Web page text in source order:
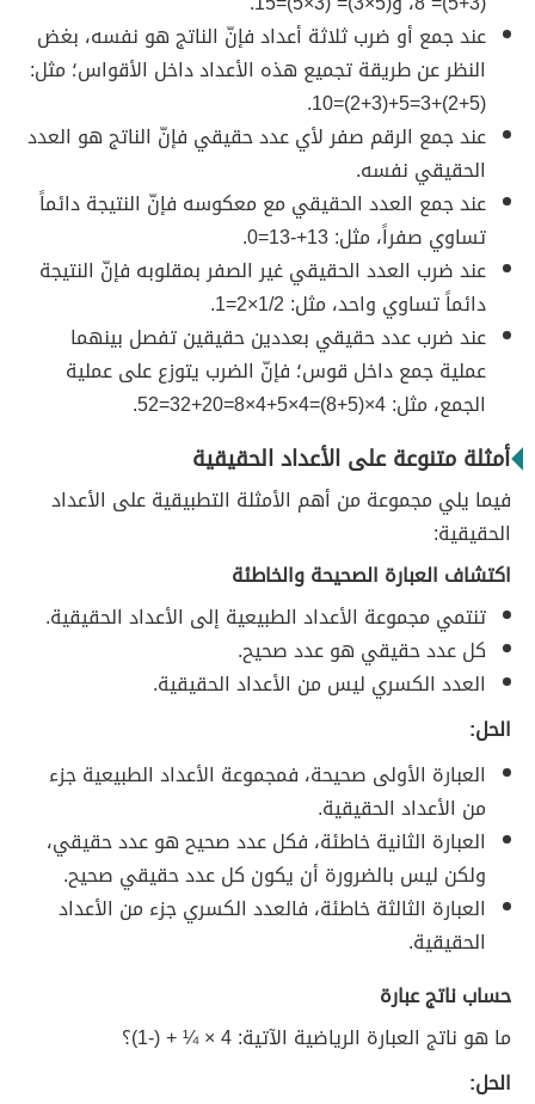
عند جمع أو ضرب ثلاثة أعداد فإنّ الناتج هو نفسه، بغض
النظر عن طريقة تجميع هذه الأعداد داخل الأقواس؛ مثل:
(5+2)+3=5+(3+2)=10.
عند جمع الرقم صفر لأي عدد حقيقي فإنّ الناتج هو العدد
الحقيقي نفسه.
عند جمع العدد الحقيقي مع معكوسه فإنّ النتيجة دائماً
تساوي صفراً، مثل: 13+-13=0.
عند ضرب العدد الحقيقي غير الصفر بمقلوبه فإنّ النتيجة
دائماً تساوي واحد، مثل: 1/2×2=1.
عند ضرب عدد حقيقي بعددين حقيقين تفصل بينهما
عملية جمع داخل قوس؛ فإنّ الضرب يتوزع على عملية
الجمع، مثل: 4×(5+8)=4×5+4×8=20+32=52.
أمثلة متنوعة على الأعداد الحقيقية
فيما يلي مجموعة من أهم الأمثلة التطبيقية على الأعداد
الحقيقية:
اكتشاف العبارة الصحيحة والخاطئة
تنتمي مجموعة الأعداد الطبيعية إلى الأعداد الحقيقية.
كل عدد حقيقي هو عدد صحيح.
العدد الكسري ليس من الأعداد الحقيقية.
الحل:
العبارة الأولى صحيحة، فمجموعة الأعداد الطبيعية جزء
من الأعداد الحقيقية.
العبارة الثانية خاطئة، فكل عدد صحيح هو عدد حقيقي،
ولكن ليس بالضرورة أن يكون كل عدد حقيقي صحيح.
العبارة الثالثة خاطئة، فالعدد الكسري جزء من الأعداد
الحقيقية.
حساب ناتج عبارة
ما هو ناتج العبارة الرياضية الآتية: 4 × ¼
+ (-1)؟
الحل: